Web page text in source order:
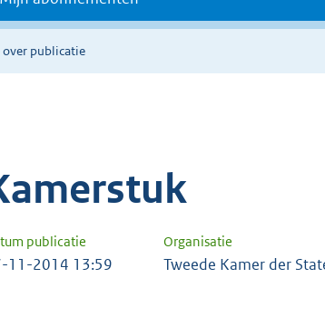
publicatie
publicatie Organisatie
11-2014 13:59 Tweede Kamer der